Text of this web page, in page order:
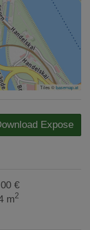
Tiles ©basemap.at
Expose
€
m2